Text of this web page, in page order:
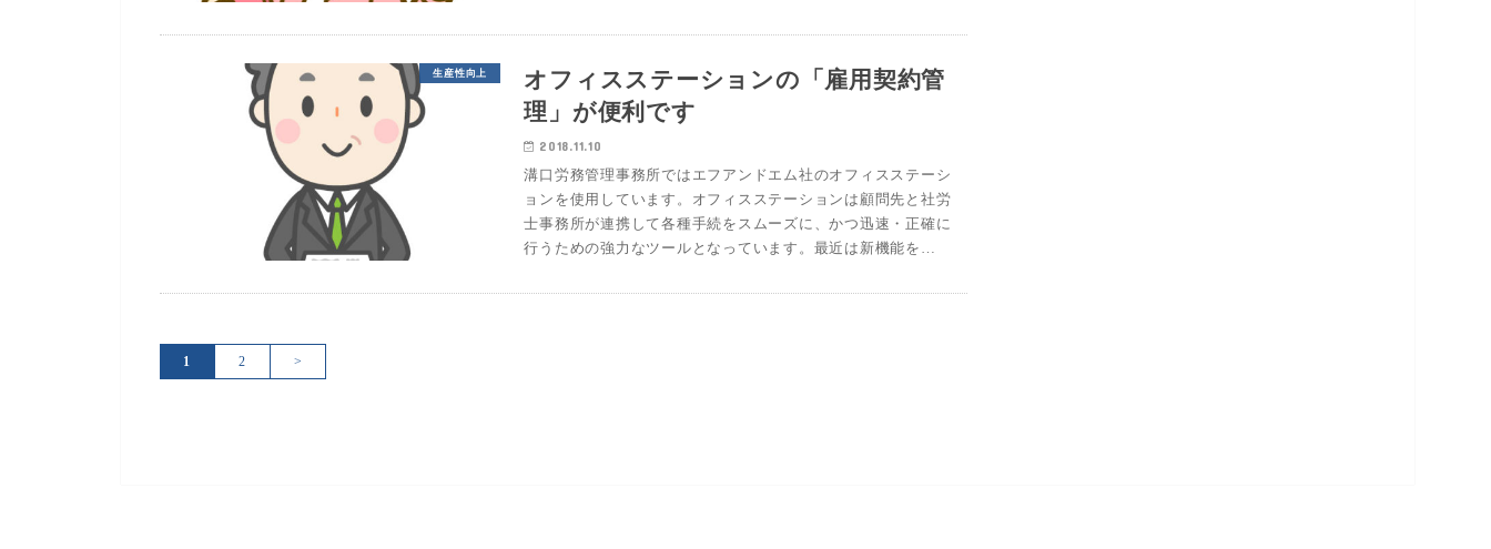
生産性向上
オフィスステーションの「雇用契約管
理」が便利です
2018.11.10
溝口労務管理事務所ではエフアンドエム社のオフィスステーシ
ョンを使用しています。オフィスステーションは顧問先と社労
士事務所が連携して各種手続をスムーズに、かつ迅速・正確に
行うための強力なツールとなっています。最近は新機能を…
1 2 >